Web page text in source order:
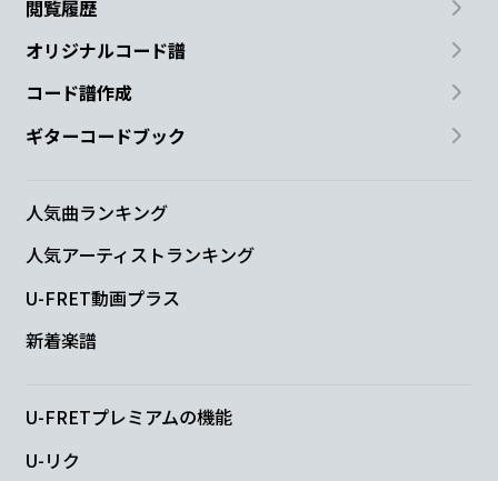
閲覧履歴
オリジナルコード譜
コード譜作成
ギターコードブック
人気曲ランキング
人気アーティストランキング
U-FRET動画プラス
新着楽譜
U-FRETプレミアムの機能
U-リク